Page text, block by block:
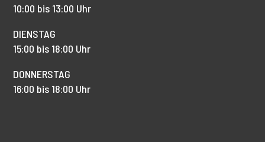
10:00 bis 13:00 Uhr
DIENSTAG
15:00 bis 18:00 Uhr
DONNERSTAG
16:00 bis 18:00 Uhr